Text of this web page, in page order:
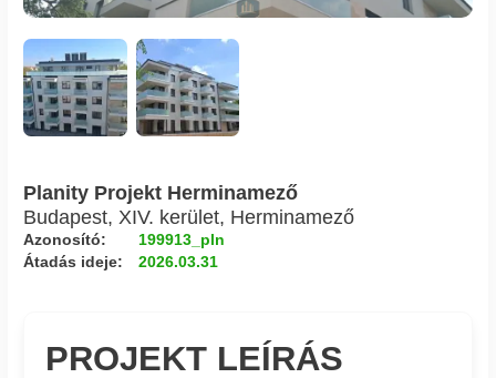
Planity Projekt Herminamező
Budapest, XIV. kerület, Herminamező
Azonosító:
199913_pln
Átadás ideje:
2026.03.31
PROJEKT LEÍRÁS